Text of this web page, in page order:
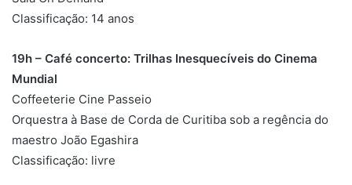
Classificação: 14 anos
19h – Café concerto: Trilhas Inesquecíveis do Cinema
Mundial
Coffeeterie Cine Passeio
Orquestra à Base de Corda de Curitiba sob a regência do
maestro João Egashira
Classificação: livre